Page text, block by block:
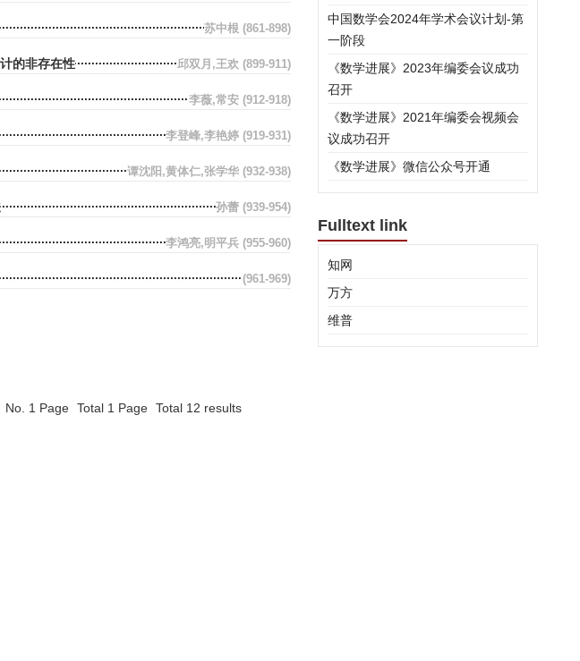
苏中根 (861-898)
的非存在性 邱双月,王欢 (899-911)
李薇,常安 (912-918)
李登峰,李艳婷 (919-931)
谭沈阳,黄体仁,张学华 (932-938)
孙蕾 (939-954)
李鸿亮,明平兵 (955-960)
(961-969)
No. 1 Page Total 1 Page Total 12 results
中国数学会2024年学术会议计划-第
一阶段
《数学进展》2023年编委会议成功
召开
《数学进展》2021年编委会视频会
议成功召开
《数学进展》微信公众号开通
Fulltext link
知网
万方
维普